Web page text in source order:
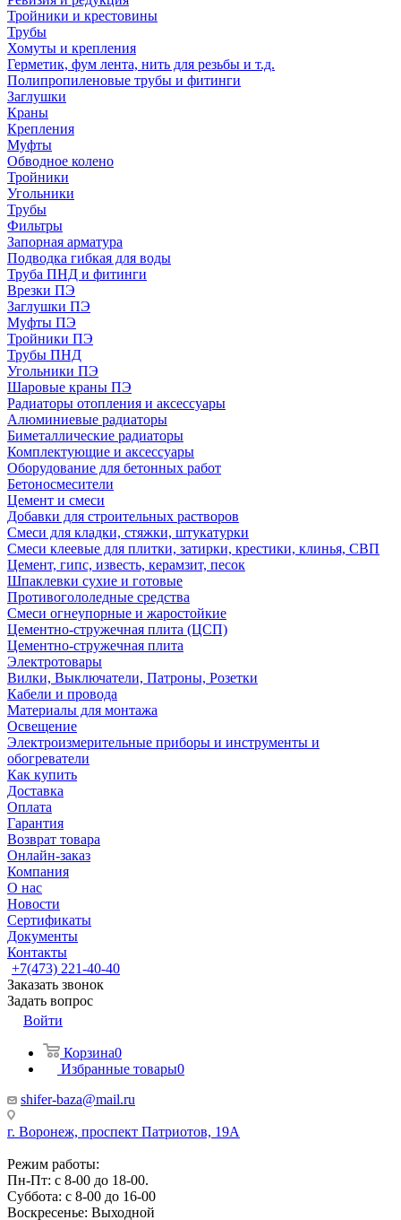
Тройники и крестовины
Трубы
Хомуты и крепления
Герметик, фум лента, нить для резьбы и т.д.
Полипропиленовые трубы и фитинги
Заглушки
Краны
Крепления
Муфты
Обводное колено
Тройники
Угольники
Трубы
Фильтры
Запорная арматура
Подводка гибкая для воды
Труба ПНД и фитинги
Врезки ПЭ
Заглушки ПЭ
Муфты ПЭ
Тройники ПЭ
Трубы ПНД
Угольники ПЭ
Шаровые краны ПЭ
Радиаторы отопления и аксессуары
Алюминиевые радиаторы
Биметаллические радиаторы
Комплектующие и аксессуары
Оборудование для бетонных работ
Бетоносмесители
Цемент и смеси
Добавки для строительных растворов
Смеси для кладки, стяжки, штукатурки
Смеси клеевые для плитки, затирки, крестики, клинья, СВП
Цемент, гипс, известь, керамзит, песок
Шпаклевки сухие и готовые
Противогололедные средства
Смеси огнеупорные и жаростойкие
Цементно-стружечная плита (ЦСП)
Цементно-стружечная плита
Электротовары
Вилки, Выключатели, Патроны, Розетки
Кабели и провода
Материалы для монтажа
Освещение
Электроизмерительные приборы и инструменты и
обогреватели
Как купить
Доставка
Оплата
Гарантия
Возврат товара
Онлайн-заказ
Компания
О нас
Новости
Сертификаты
Документы
Контакты
+7(473) 221-40-40
Заказать звонок
Задать вопрос
Войти
Корзина0
Избранные товары0
shifer-baza@mail.ru
г. Воронеж, проспект Патриотов, 19А
Режим работы:
Пн-Пт: с 8-00 до 18-00.
Суббота: с 8-00 до 16-00
Воскресенье: Выходной